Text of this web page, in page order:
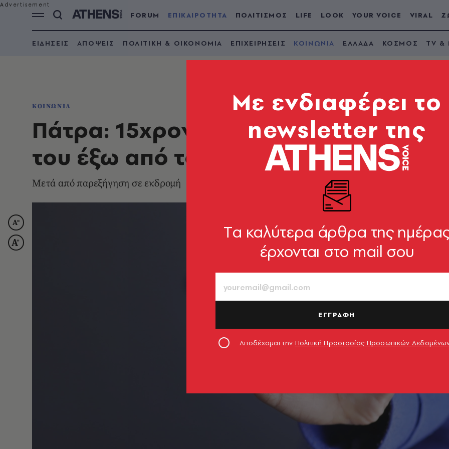
FORUM ΕΠΙΚΑΙΡΟΤΗΤΑ ΠΟΛΙΤΙΣΜΟΣ LIFE LOOK YOUR VOICE VIRAL
ΕΙΔΗΣΕΙΣ ΑΠΟΨΕΙΣ ΠΟΛΙΤΙΚΗ & ΟΙΚΟΝΟΜΙΑ ΕΠΙΧΕΙΡΗΣΕΙΣ ΚΟΙΝΩΝΙΑ ΕΛΛΑΔΑ ΚΟΣΜΟΣ TV &
ΚΟΙΝΩΝΙΑ
Πάτρα: 15χρονος χτύπησε άγρια
του έξω από το σχολείο τους
Μετά από παρεξήγηση σε εκδρομή
Mε ενδιαφέρει το
newsletter της
Tα καλύτερα άρθρα της
έρχονται στο mail σου
ΕΓΓΡΑΦΗ
Αποδέχομαι την Πολιτική Προστασίας Προσωπικών